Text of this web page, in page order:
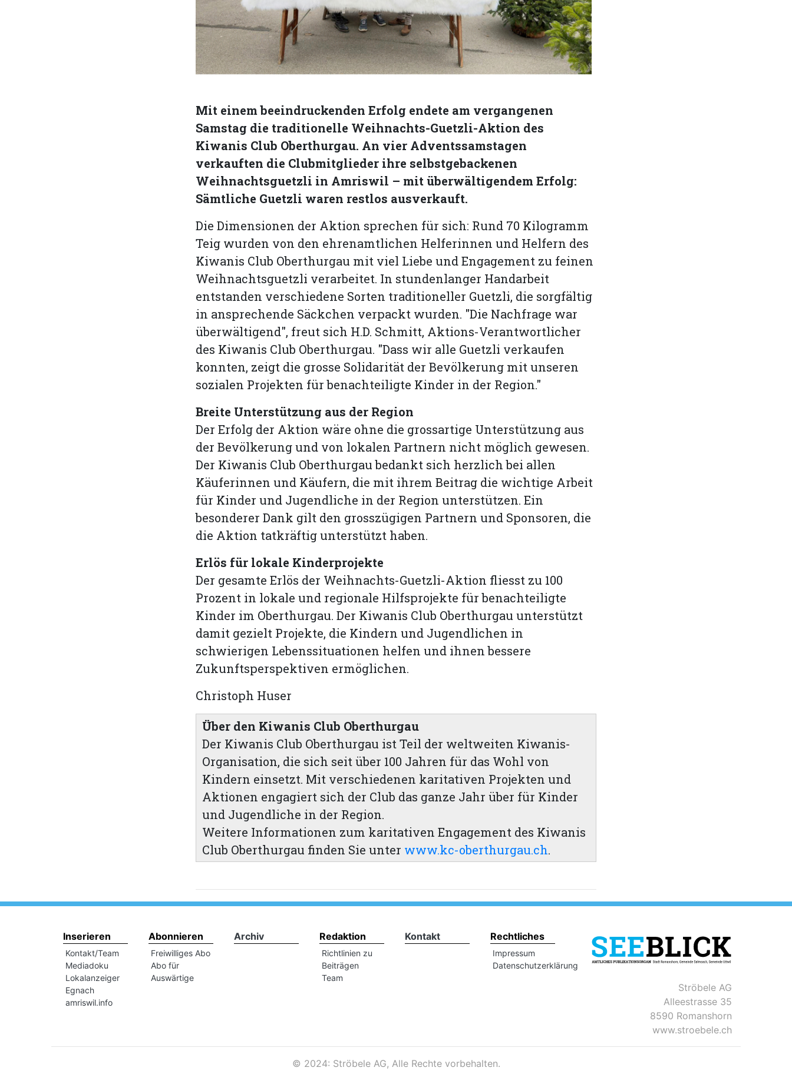
Mit einem beeindruckenden Erfolg endete am vergangenen
Samstag die traditionelle Weihnachts-Guetzli-Aktion des
Kiwanis Club Oberthurgau. An vier Adventssamstagen
verkauften die Clubmitglieder ihre selbstgebackenen
Weihnachtsguetzli in Amriswil – mit überwältigendem Erfolg:
Sämtliche Guetzli waren restlos ausverkauft.
Die Dimensionen der Aktion sprechen für sich: Rund 70 Kilogramm
Teig wurden von den ehrenamtlichen Helferinnen und Helfern des
Kiwanis Club Oberthurgau mit viel Liebe und Engagement zu feinen
Weihnachtsguetzli verarbeitet. In stundenlanger Handarbeit
entstanden verschiedene Sorten traditioneller Guetzli, die sorgfältig
in ansprechende Säckchen verpackt wurden. "Die Nachfrage war
überwältigend", freut sich H.D. Schmitt, Aktions-Verantwortlicher
des Kiwanis Club Oberthurgau. "Dass wir alle Guetzli verkaufen
konnten, zeigt die grosse Solidarität der Bevölkerung mit unseren
sozialen Projekten für benachteiligte Kinder in der Region."
Breite Unterstützung aus der Region
Der Erfolg der Aktion wäre ohne die grossartige Unterstützung aus
der Bevölkerung und von lokalen Partnern nicht möglich gewesen.
Der Kiwanis Club Oberthurgau bedankt sich herzlich bei allen
Käuferinnen und Käufern, die mit ihrem Beitrag die wichtige Arbeit
für Kinder und Jugendliche in der Region unterstützen. Ein
besonderer Dank gilt den grosszügigen Partnern und Sponsoren, die
die Aktion tatkräftig unterstützt haben.
Erlös für lokale Kinderprojekte
Der gesamte Erlös der Weihnachts-Guetzli-Aktion fliesst zu 100
Prozent in lokale und regionale Hilfsprojekte für benachteiligte
Kinder im Oberthurgau. Der Kiwanis Club Oberthurgau unterstützt
damit gezielt Projekte, die Kindern und Jugendlichen in
schwierigen Lebenssituationen helfen und ihnen bessere
Zukunftsperspektiven ermöglichen.
Christoph Huser
Über den Kiwanis Club Oberthurgau
Der Kiwanis Club Oberthurgau ist Teil der weltweiten Kiwanis-
Organisation, die sich seit über 100 Jahren für das Wohl von
Kindern einsetzt. Mit verschiedenen karitativen Projekten und
Aktionen engagiert sich der Club das ganze Jahr über für Kinder
und Jugendliche in der Region.
Weitere Informationen zum karitativen Engagement des Kiwanis
Club Oberthurgau finden Sie unter www.kc-oberthurgau.ch.
Inserieren
Kontakt/Team
Mediadoku
Lokalanzeiger
Egnach
amriswil.info
Abonnieren
Freiwilliges Abo
Abo für
Auswärtige
Archiv Redaktion
Richtlinien zu
Beiträgen
Team
Kontakt Rechtliches
Impressum
Datenschutzerklärung
Ströbele AG
Alleestrasse 35
8590 Romanshorn
www.stroebele.ch
© 2024: Ströbele AG, Alle Rechte vorbehalten.